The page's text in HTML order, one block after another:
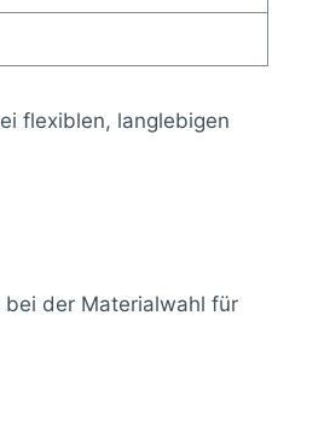
flexiblen, langlebigen
bei der Materialwahl für